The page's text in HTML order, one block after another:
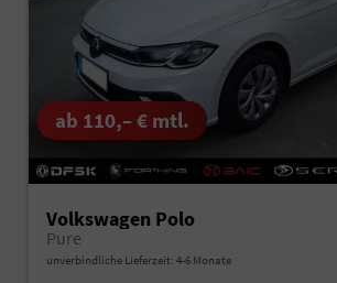
ab 110,– € mtl.
Volkswagen Polo
Pure
unverbindliche Lieferzeit: 4-6 Monate